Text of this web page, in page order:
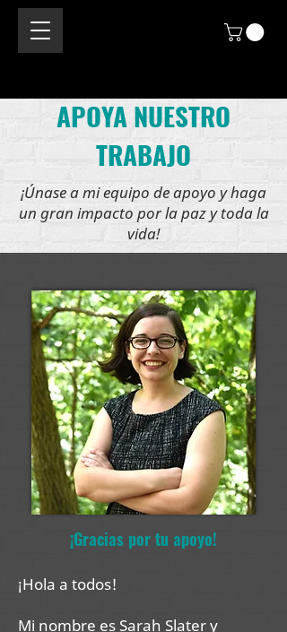
APOYA NUESTRO
TRABAJO
¡Únase a mi equipo de apoyo y haga
un gran impacto por la paz y toda la
vida!
¡Gracias por tu apoyo!
¡Hola a todos!
Mi nombre es Sarah Slater y